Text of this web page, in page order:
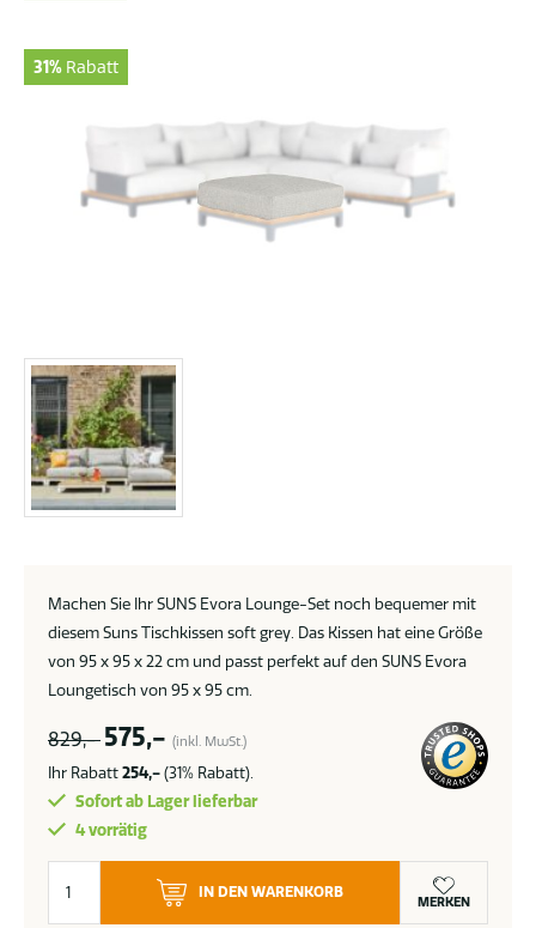
31% Rabatt
Machen Sie Ihr SUNS Evora Lounge-Set noch bequemer mit
diesem Suns Tischkissen soft grey. Das Kissen hat eine Größe
von 95 x 95 x 22 cm und passt perfekt auf den SUNS Evora
Loungetisch von 95 x 95 cm.
829,- 575,- (inkl. MwSt.)
Ihr Rabatt254,-(31% Rabatt).
Sofort ab Lager lieferbar
4 vorrätig
Kissen
IN DEN WARENKORB
MERKEN